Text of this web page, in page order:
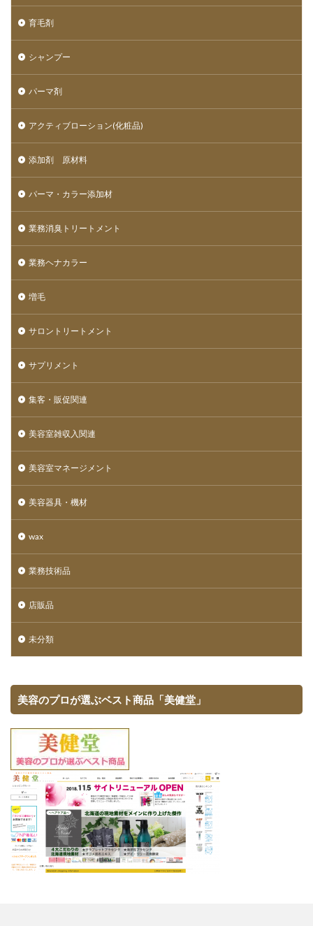
育毛剤
シャンプー
パーマ剤
アクティブローション(化粧品)
添加剤 原材料
パーマ・カラー添加材
業務消臭トリートメント
業務ヘナカラー
増毛
サロントリートメント
サプリメント
集客・販促関連
美容室雑収入関連
美容室マネージメント
美容器具・機材
wax
業務技術品
店販品
未分類
美容のプロが選ぶベスト商品「美健堂」